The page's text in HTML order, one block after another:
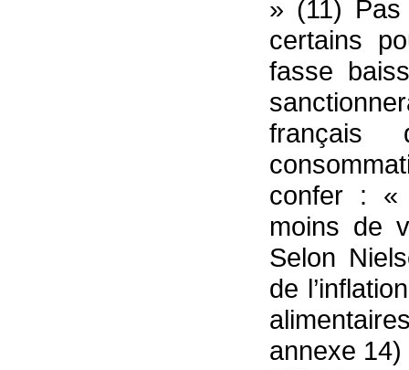
» (11)
certains
fasse
confer : «
moins de
Selon
de
annexe 14)